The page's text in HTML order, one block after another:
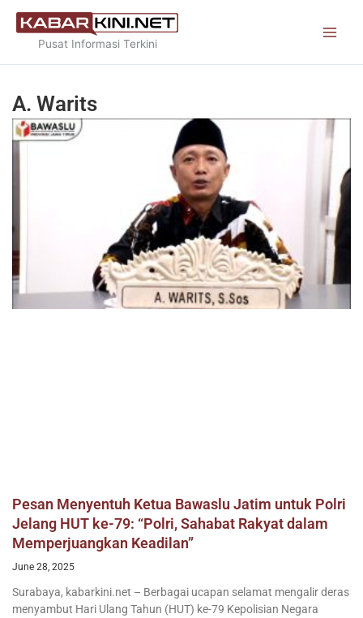
Skip
contentPusat Informasi Terkini
A. Warits
Pesan Menyentuh Ketua Bawaslu Jatim untuk Polri
Jelang HUT ke-79: “Polri, Sahabat Rakyat dalam
Memperjuangkan Keadilan”
June 28, 2025
Surabaya, kabarkini.net – Berbagai ucapan selamat mengalir deras
menyambut Hari Ulang Tahun (HUT) ke-79 Kepolisian Negara